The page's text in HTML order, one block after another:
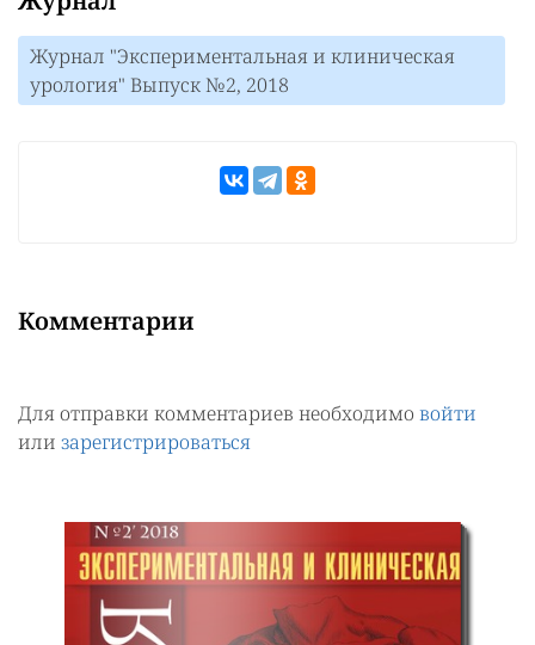
Журнал "Экспериментальная и клиническая
урология" Выпуск №2, 2018
Комментарии
Для отправки комментариев необходимо войти
или зарегистрироваться